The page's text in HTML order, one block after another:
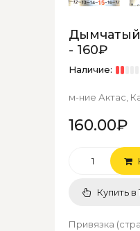
- 160₽
Наличие:
м-ние Актас,
160.00₽
Купить в
Привязка